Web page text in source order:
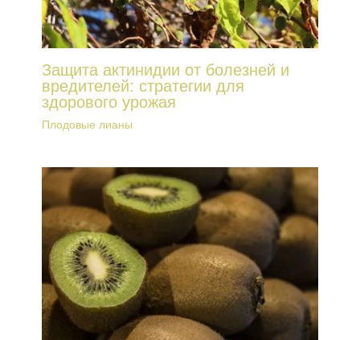
Защита актинидии от болезней и
вредителей: стратегии для
здорового урожая
Плодовые лианы